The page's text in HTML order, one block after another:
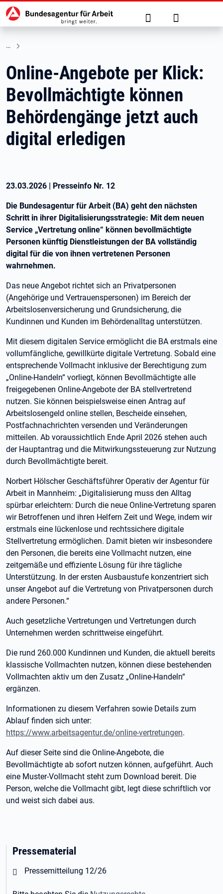
zu den Hauptinhalten springen
Hauptnavigation Suche Anmelden
Online-Angebote per Klick:
Bevollmächtigte können
Behördengänge jetzt auch
digital erledigen
23.03.2026 | Presseinfo Nr. 12
Die Bundesagentur für Arbeit (BA) geht den nächsten
Schritt in ihrer Digitalisierungsstrategie: Mit dem neuen
Service „Vertretung online“ können bevollmächtigte
Personen künftig Dienstleistungen der BA vollständig
digital für die von ihnen vertretenen Personen
wahrnehmen.
Das neue Angebot richtet sich an Privatpersonen
(Angehörige und Vertrauenspersonen) im Bereich der
Arbeitslosenversicherung und Grundsicherung, die
Kundinnen und Kunden im Behördenalltag unterstützen.
Mit diesem digitalen Service ermöglicht die BA erstmals eine
vollumfängliche, gewillkürte digitale Vertretung. Sobald eine
entsprechende Vollmacht inklusive der Berechtigung zum
„Online-Handeln“ vorliegt, können Bevollmächtigte alle
freigegebenen Online-Angebote der BA stellvertretend
nutzen. Sie können beispielsweise einen Antrag auf
Arbeitslosengeld online stellen, Bescheide einsehen,
Postfachnachrichten versenden und Veränderungen
mitteilen. Ab voraussichtlich Ende April 2026 stehen auch
der Hauptantrag und die Mitwirkungssteuerung zur Nutzung
durch Bevollmächtigte bereit.
Norbert Hölscher Geschäftsführer Operativ der Agentur für
Arbeit in Mannheim: „Digitalisierung muss den Alltag
spürbar erleichtern: Durch die neue Online-Vertretung sparen
wir Betroffenen und ihren Helfern Zeit und Wege, indem wir
erstmals eine lückenlose und rechtssichere digitale
Stellvertretung ermöglichen. Damit bieten wir insbesondere
den Personen, die bereits eine Vollmacht nutzen, eine
zeitgemäße und effiziente Lösung für ihre tägliche
Unterstützung. In der ersten Ausbaustufe konzentriert sich
unser Angebot auf die Vertretung von Privatpersonen durch
andere Personen.“
Auch gesetzliche Vertretungen und Vertretungen durch
Unternehmen werden schrittweise eingeführt.
Die rund 260.000 Kundinnen und Kunden, die aktuell bereits
klassische Vollmachten nutzen, können diese bestehenden
Vollmachten aktiv um den Zusatz „Online-Handeln“
ergänzen.
Informationen zu diesem Verfahren sowie Details zum
Ablauf finden sich unter:
https://www.arbeitsagentur.de/online-vertretungen.
Auf dieser Seite sind die Online-Angebote, die
Bevollmächtigte ab sofort nutzen können, aufgeführt. Auch
eine Muster-Vollmacht steht zum Download bereit. Die
Person, welche die Vollmacht gibt, legt diese schriftlich vor
und weist sich dabei aus.
Pressematerial
Öffnet in neuem Tab
Pressemitteilung 12/26